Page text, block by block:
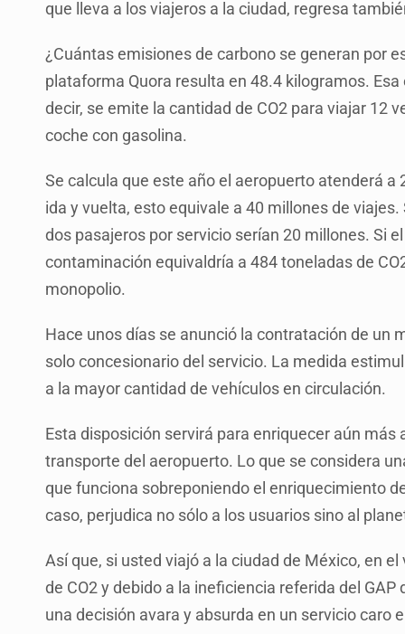
que lleva a los viajeros a la ciudad, regresa
¿Cuántas emisiones de carbono se generan por
plataforma Quora resulta en 48.4 kilogramos.
decir, se emite la cantidad de CO2 para viajar 12
coche con gasolina.
Se calcula que este año el aeropuerto atenderá
ida y vuelta, esto equivale a 40 millones de
dos pasajeros por servicio serían 20 millones. Si
contaminación equivaldría a 484 toneladas de
monopolio.
Hace unos días se anunció la contratación de un
solo concesionario del servicio. La medida
a la mayor cantidad de vehículos en circulación.
Esta disposición servirá para enriquecer aún más
transporte del aeropuerto. Lo que se considera
que funciona sobreponiendo el enriquecimiento
caso, perjudica no sólo a los usuarios sino al
Así que, si usted viajó a la ciudad de México, en
de CO2 y debido a la ineficiencia referida del
una decisión avara y absurda en un servicio caro